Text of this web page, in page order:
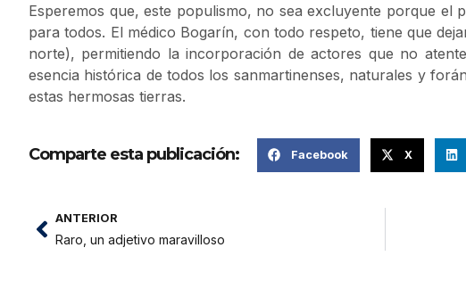
Esperemos que, este populismo, no sea excluyente porque el
para todos. El médico Bogarín, con todo respeto, tiene que
norte), permitiendo la incorporación de actores que no
esencia histórica de todos los sanmartinenses, naturales y
estas hermosas tierras.
Comparte esta publicación: Facebook X
ANTERIOR
Raro, un adjetivo maravilloso